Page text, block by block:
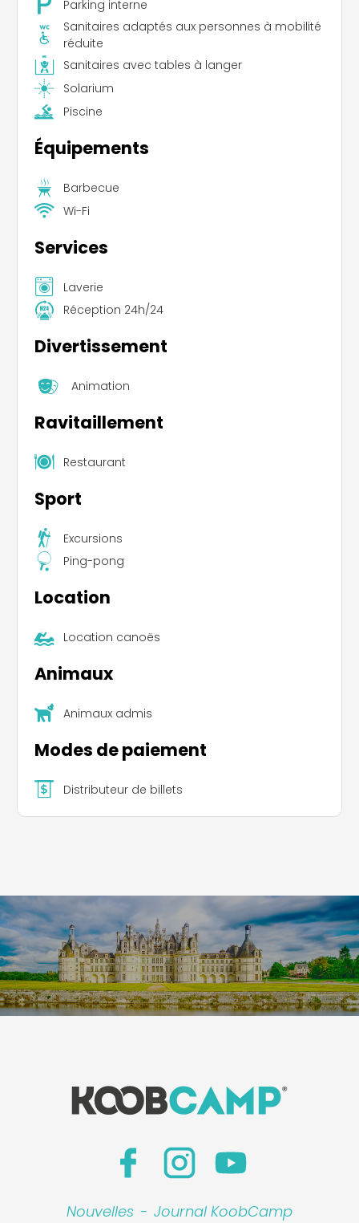
Parking interne
Sanitaires adaptés aux personnes à mobilité
réduite
Sanitaires avec tables à langer
Solarium
Piscine
Équipements
Barbecue
Wi-Fi
Services
Laverie
Réception 24h/24
Divertissement
Animation
Ravitaillement
Restaurant
Sport
Excursions
Ping-pong
Location
Location canoës
Animaux
Animaux admis
Modes de paiement
Distributeur de billets
Nouvelles - Journal KoobCamp